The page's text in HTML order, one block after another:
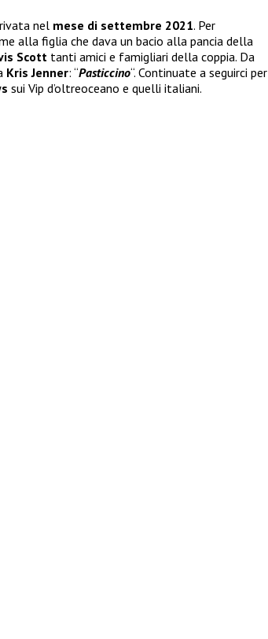
nel mese di settembre 2021. Per
alla figlia che dava un bacio alla pancia della
Scott tanti amici e famigliari della coppia. Da
Kris Jenner: “Pasticcino“. Continuate a seguirci per
sui Vip d’oltreoceano e quelli italiani.